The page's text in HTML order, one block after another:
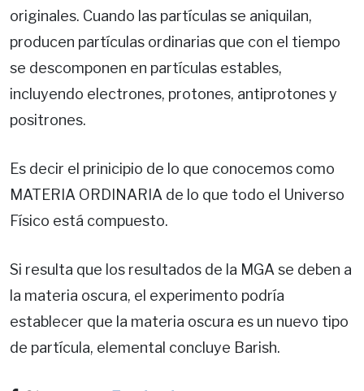
originales. Cuando las partículas se aniquilan,
producen partículas ordinarias que con el tiempo
se descomponen en partículas estables,
incluyendo electrones, protones, antiprotones y
positrones.
Es decir el prinicipio de lo que conocemos como
MATERIA ORDINARIA de lo que todo el Universo
Físico está compuesto.
Si resulta que los resultados de la MGA se deben a
la materia oscura, el experimento podría
establecer que la materia oscura es un nuevo tipo
de partícula, elemental concluye Barish.